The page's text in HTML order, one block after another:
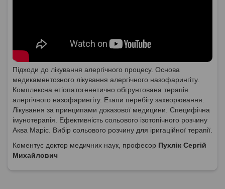
Підходи до лікування алергічного процесу. Основа
медикаментозного лікування алергічного назофарингіту.
Комплексна етіопатогенетично обгрунтована терапія
алергічного назофарингіту. Етапи перебігу захворювання.
Лікування за принципами доказової медицини. Специфічна
імунотерапія. Ефективність сольового ізотопічного розчину
Аква Маріс. Вибір сольового розчину для іригаційної терапії.
Коментує доктор медичних наук, професор Пухлік Сергій
Михайлович